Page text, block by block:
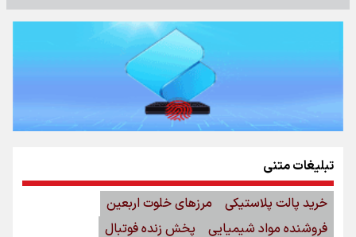
تبلیغات متنی
خرید پالت پلاستیکی
مرزهای خلوت اربعین
فروشنده مواد شیمیایی
پخش زنده فوتبال